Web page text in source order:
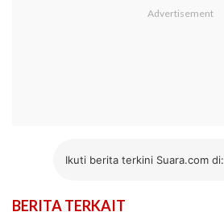
Ikuti berita terkini Suara.com di:
BERITA TERKAIT